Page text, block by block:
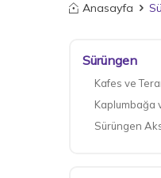
Anasayfa
Sürüngen
Kafes ve
Kaplumbağa
Sürüngen